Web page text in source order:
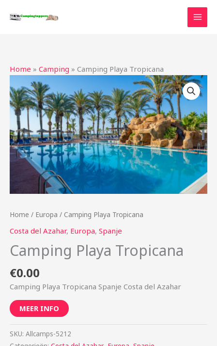
naar
Home » Camping » Camping Playa Tropicana
Home / Europa / Camping Playa Tropicana
Costa del Azahar, Europa, Spanje
Camping Playa Tropicana
€0.00
Camping Playa Tropicana Spanje Costa del Azahar
MEER INFO
SKU: Allcamps-5212